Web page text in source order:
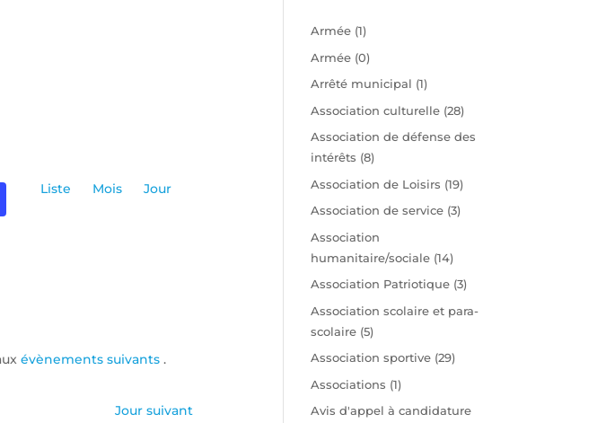
évènements suivants .
de
Liste Mois Jour
Jour suivant
Armée (1)
Armée (0)
Arrêté municipal (1)
Association culturelle (28)
Association de défense des
intérêts (8)
Association de Loisirs (19)
Association de service (3)
Association
humanitaire/sociale (14)
Association Patriotique (3)
Association scolaire et para-
scolaire (5)
Association sportive (29)
Associations (1)
Avis d'appel à candidature